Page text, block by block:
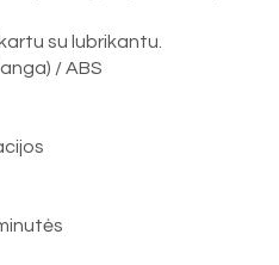
su lubrikantu.
/ ABS